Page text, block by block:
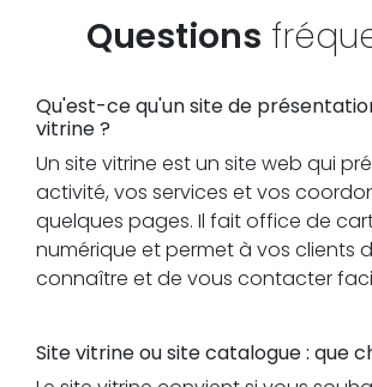
Questions
Qu'est-ce qu'un site de
vitrine ?
Un site vitrine est un site web qui
activité, vos services et vos
quelques pages. Il fait office de
numérique et permet à vos clients
connaître et de vous contacter
Site vitrine ou site catalogue : que